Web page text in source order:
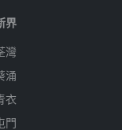
界
灣
涌
衣
門